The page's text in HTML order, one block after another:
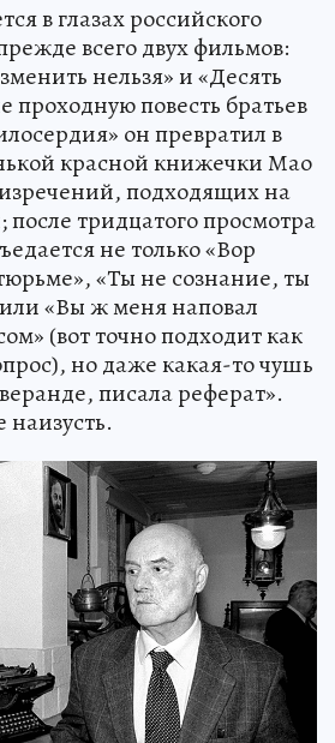
в глазах российского
всего двух фильмов:
нельзя» и «Десять
проходную повесть братьев
он превратил в
красной книжечки Мао
подходящих на
после тридцатого просмотра
не только «Вор
«Ты не сознание, ты
или «Вы ж меня наповал
(вот точно подходит как
но даже какая-то чушь
писала реферат».
наизусть.